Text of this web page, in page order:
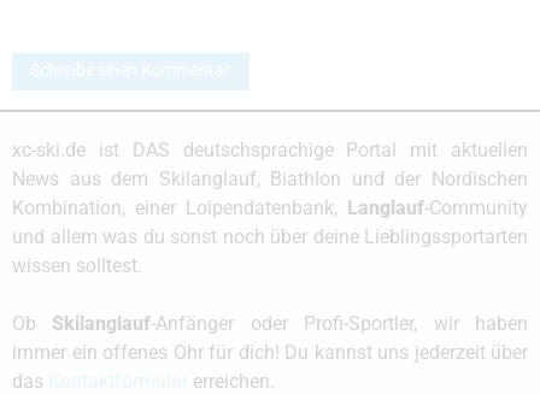
Schreibe einen Kommentar
xc-ski.de ist DAS deutschsprachige Portal mit aktuellen
News aus dem Skilanglauf, Biathlon und der Nordischen
Kombination, einer Loipendatenbank, Langlauf-Community
und allem was du sonst noch über deine Lieblingssportarten
wissen solltest.
Ob Skilanglauf-Anfänger oder Profi-Sportler, wir haben
immer ein offenes Ohr für dich! Du kannst uns jederzeit über
das
erreichen.